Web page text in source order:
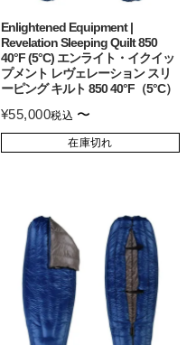
Enlightened Equipment |
Revelation Sleeping Quilt 850
40°F (5°C) エンライト・イクイッ
プメント レヴェレーション スリ
ーピング キルト 850 40°F（5°C）
¥55,000税込 〜
在庫切れ